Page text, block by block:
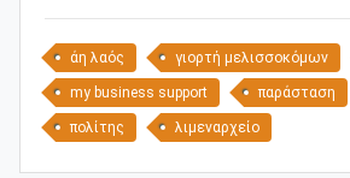
άη λαός γιορτή μελισσοκόμων
my business support παράσταση
πολίτης λιμεναρχείο